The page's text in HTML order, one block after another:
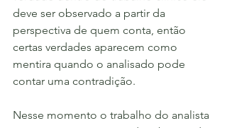
deve ser observado a partir da
perspectiva de quem conta, então
certas verdades aparecem como
mentira quando o analisado pode
contar uma contradição.
Nesse momento o trabalho do analista